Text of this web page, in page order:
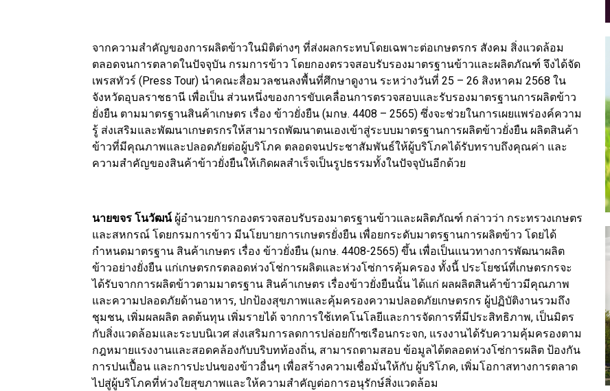
จากความสำคัญของการผลิตข้าวในมิติต่างๆ ที่ส่งผลกระทบโดยเฉพาะต่อเกษตรกร สังคม สิ่งแวดล้อม
ตลอดจนการตลาดในปัจจุบัน กรมการข้าว โดยกองตรวจสอบรับรองมาตรฐานข้าวและผลิตภัณฑ์ จึงได้จัด
เพรสทัวร์ (Press Tour) นำคณะสื่อมวลชนลงพื้นที่ศึกษาดูงาน ระหว่างวันที่ 25 – 26 สิงหาคม 2568 ใน
จังหวัดอุบลราชธานี เพื่อเป็น ส่วนหนึ่งของการขับเคลื่อนการตรวจสอบและรับรองมาตรฐานการผลิตข้าว
ยั่งยืน ตามมาตรฐานสินค้าเกษตร เรื่อง ข้าวยั่งยืน (มกษ. 4408 – 2565) ซึ่งจะช่วยในการเผยแพร่องค์ความ
รู้ ส่งเสริมและพัฒนาเกษตรกรให้สามารถพัฒนาตนเองเข้าสู่ระบบมาตรฐานการผลิตข้าวยั่งยืน ผลิตสินค้า
ข้าวที่มีคุณภาพและปลอดภัยต่อผู้บริโภค ตลอดจนประชาสัมพันธ์ให้ผู้บริโภคได้รับทราบถึงคุณค่า และ
ความสำคัญของสินค้าข้าวยั่งยืนให้เกิดผลสำเร็จเป็นรูปธรรมทั้งในปัจจุบันอีกด้วย
นายขจร โนวัฒน์ผู้อำนวยการกองตรวจสอบรับรองมาตรฐานข้าวและผลิตภัณฑ์ กล่าวว่า กระทรวงเกษตร
และสหกรณ์ โดยกรมการข้าว มีนโยบายการเกษตรยั่งยืน เพื่อยกระดับมาตรฐานการผลิตข้าว โดยได้
กำหนดมาตรฐาน สินค้าเกษตร เรื่อง ข้าวยั่งยืน (มกษ. 4408-2565) ขึ้น เพื่อเป็นแนวทางการพัฒนาผลิต
ข้าวอย่างยั่งยืน แก่เกษตรกรตลอดห่วงโช่การผลิตและห่วงโซ่การคุ้มครอง ทั้งนี้ ประโยชน์ที่เกษตรกรจะ
ได้รับจากการผลิตข้าวตามมาตรฐาน สินค้าเกษตร เรื่องข้าวยั่งยืนนั้น ได้แก่ ผลผลิตสินค้าข้าวมีคุณภาพ
และความปลอดภัยด้านอาหาร, ปกป้องสุขภาพและคุ้มครองความปลอดภัยเกษตรกร ผู้ปฏิบัติงานรวมถึง
ชุมชน, เพิ่มผลผลิต ลดต้นทุน เพิ่มรายได้ จากการใช้เทคโนโลยีและการจัดการที่มีประสิทธิภาพ, เป็นมิตร
กับสิ่งแวดล้อมและระบบนิเวศ ส่งเสริมการลดการปล่อยก๊าซเรือนกระจก, แรงงานได้รับความคุ้มครองตาม
กฎหมายแรงงานและสอดคล้องกับบริบทท้องถิ่น, สามารถตามสอบ ข้อมูลได้ตลอดห่วงโซ่การผลิต ป้องกัน
การปนเปื้อน และการปะปนของข้าวอื่นๆ เพื่อสร้างความเชื่อมั่นให้กับ ผู้บริโภค, เพิ่มโอกาสทางการตลาด
ไปสู่ผู้บริโภคที่ห่วงใยสุขภาพและให้ความสำคัญต่อการอนุรักษ์สิ่งแวดล้อม